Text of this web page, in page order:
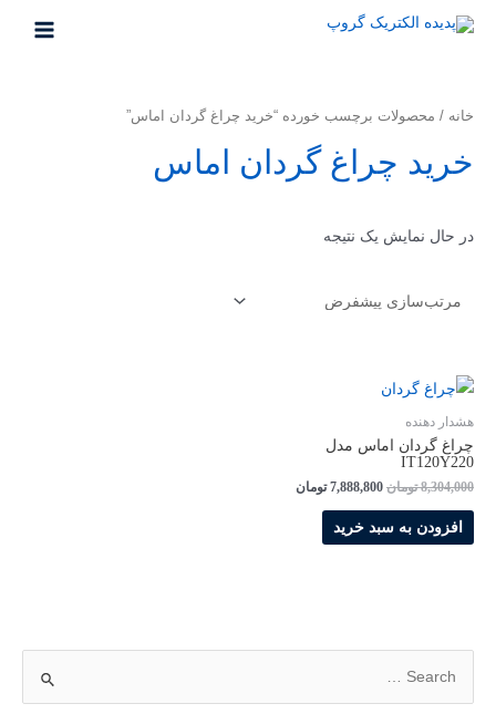
خانه / محصولات برچسب خورده “خرید چراغ گردان اماس”
خرید چراغ گردان اماس
در حال نمایش یک نتیجه
هشدار دهنده
چراغ گردان اماس مدل
IT120Y220
8,304,000 تومان 7,888,800 تومان
افزودن به سبد خرید